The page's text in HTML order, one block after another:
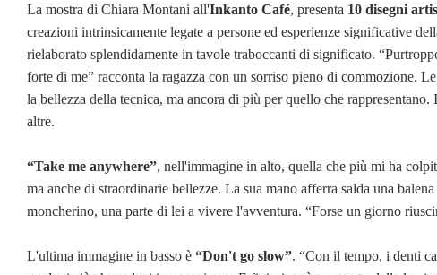
La mostra di Chiara Montani all'Inkanto Café, presenta 10 disegni
creazioni intrinsicamente legate a persone ed esperienze significative
rielaborato splendidamente in tavole traboccanti di significato.
forte di me” racconta la ragazza con un sorriso pieno di commozione.
la bellezza della tecnica, ma ancora di più per quello che
altre.
“Take me anywhere”, nell'immagine in alto, quella che più mi ha
ma anche di straordinarie bellezze. La sua mano afferra salda una
moncherino, una parte di lei a vivere l'avventura. “Forse un giorno
L'ultima immagine in basso è “Don't go slow”. “Con il tempo, i denti